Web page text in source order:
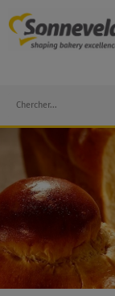
to
content
Search